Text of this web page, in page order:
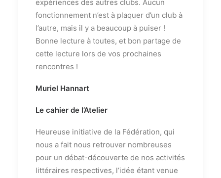
expériences des autres clubs. Aucun
fonctionnement n’est à plaquer d’un club à
l’autre, mais il y a beaucoup à puiser !
Bonne lecture à toutes, et bon partage de
cette lecture lors de vos prochaines
rencontres !
Muriel Hannart
Le cahier de l’Atelier
Heureuse initiative de la Fédération, qui
nous a fait nous retrouver nombreuses
pour un débat-découverte de nos activités
littéraires respectives, l’idée étant venue